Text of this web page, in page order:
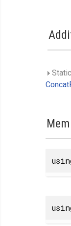
K_TO, V_TO >,
TO >, HashSet<